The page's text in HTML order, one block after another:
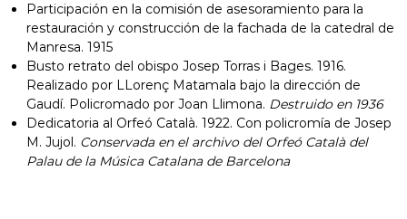
Participación en la comisión de asesoramiento para la
restauración y construcción de la fachada de la catedral de
Manresa. 1915
Busto retrato del obispo Josep Torras i Bages. 1916.
Realizado por LLorenç Matamala bajo la dirección de
Gaudí. Policromado por Joan Llimona. Destruido en 1936
Dedicatoria al Orfeó Català. 1922. Con policromía de Josep
M. Jujol. Conservada en el archivo del Orfeó Català del
Palau de la Música Catalana de Barcelona